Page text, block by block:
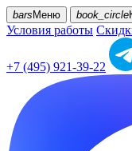
bars Меню book_circle
Условия работы
+7 (495) 921-39-22